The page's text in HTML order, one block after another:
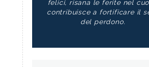
felici, risana le ferite nel
contribuisce a fortificare il
del perdono.